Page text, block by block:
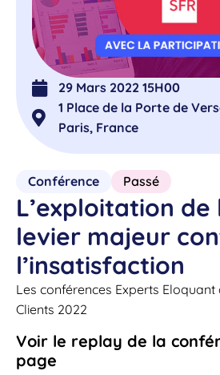
29 Mars 2022 15H00
1 Place de la Porte de
Paris, France
Conférence Passé
L’exploitation de
levier majeur
l’insatisfaction
Les conférences Experts
Clients 2022
Voir le replay de la
page